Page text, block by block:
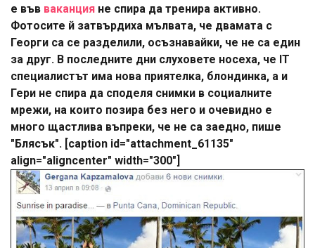
е във ваканция не спира да тренира активно.
Фотосите й затвърдиха мълвата, че двамата с
Георги са се разделили, осъзнавайки, че не са един
за друг. В последните дни слуховете носеха, че IT
специалистът има нова приятелка, блондинка, а и
Гери не спира да споделя снимки в социалните
мрежи, на които позира без него и очевидно е
много щастлива въпреки, че не са заедно, пише
"Блясък". [caption id="attachment_61135"
align="aligncenter" width="300"]